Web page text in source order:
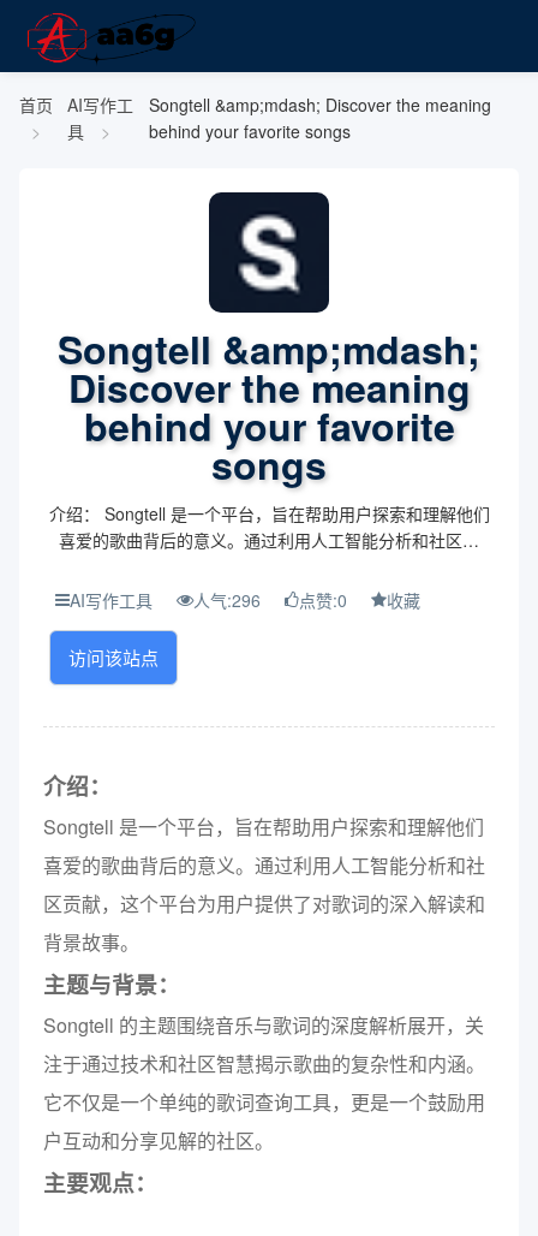
首页
AI写作工
具
Songtell &amp;mdash; Discover the meaning
behind your favorite songs
Songtell &amp;mdash;
Discover the meaning
behind your favorite
songs
介绍： Songtell 是一个平台，旨在帮助用户探索和理解他们
喜爱的歌曲背后的意义。通过利用人工智能分析和社区贡
主题与背景： Songtell 的主题围绕音乐与歌词...
AI写作工具 人气:296 点赞:0 收藏
访问该站点
介绍：
Songtell 是一个平台，旨在帮助用户探索和理解他们
喜爱的歌曲背后的意义。通过利用人工智能分析和社
区贡献，这个平台为用户提供了对歌词的深入解读和
背景故事。
主题与背景：
Songtell 的主题围绕音乐与歌词的深度解析展开，关
注于通过技术和社区智慧揭示歌曲的复杂性和内涵。
它不仅是一个单纯的歌词查询工具，更是一个鼓励用
户互动和分享见解的社区。
主要观点：